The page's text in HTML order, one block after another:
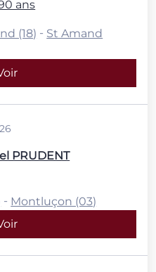
ans
(18) - St Amand
PRUDENT
- Montluçon (03)